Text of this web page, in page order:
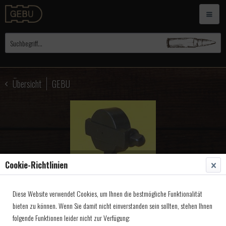
Übersicht GEBU
Cookie-Richtlinien
Diese Website verwendet Cookies, um Ihnen die bestmögliche Funktionalität
bieten zu können. Wenn Sie damit nicht einverstanden sein sollten, stehen Ihnen
folgende Funktionen leider nicht zur Verfügung: